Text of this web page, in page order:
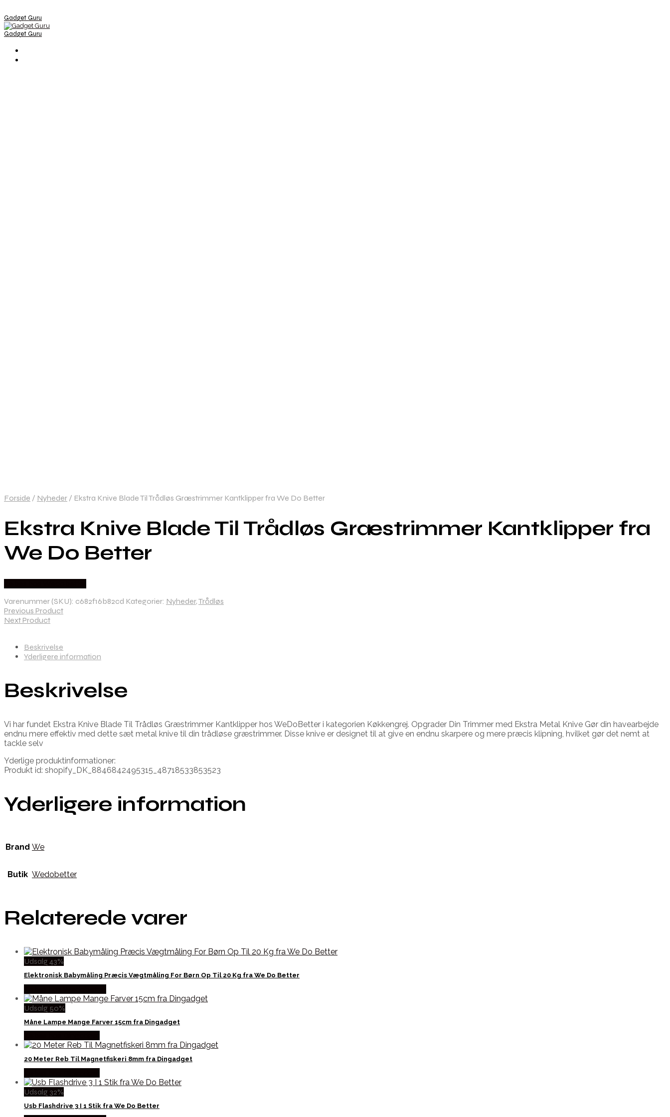
Gadget Guru
Gadget Guru
Forside / Nyheder / Ekstra Knive Blade Til Trådløs Græstrimmer Kantklipper fra We Do Better
Ekstra Knive Blade Til Trådløs Græstrimmer Kantklipper fra
We Do Better
Varenummer (SKU): c682f16b82cd Kategorier: Nyheder,Trådløs
Previous Product
Next Product
Beskrivelse
Yderligere information
Beskrivelse
Vi har fundet Ekstra Knive Blade Til Trådløs Græstrimmer Kantklipper hos WeDoBetter i kategorien Køkkengrej. Opgrader Din Trimmer med Ekstra Metal Knive Gør din havearbejde
endnu mere effektiv med dette sæt metal knive til din trådløse græstrimmer. Disse knive er designet til at give en endnu skarpere og mere præcis klipning, hvilket gør det nemt at
tackle selv
Yderlige produktinformationer:
Produkt id: shopify_DK_8846842495315_48718533853523
Yderligere information
Brand We
Butik Wedobetter
Relaterede varer
Udsalg 43%
Elektronisk Babymåling Præcis Vægtmåling For Børn Op Til 20 Kg fra We Do Better
Udsalg 50%
Måne Lampe Mange Farver 15cm fra Dingadget
20 Meter Reb Til Magnetfiskeri 8mm fra Dingadget
Udsalg 32%
Usb Flashdrive 3 I 1 Stik fra We Do Better